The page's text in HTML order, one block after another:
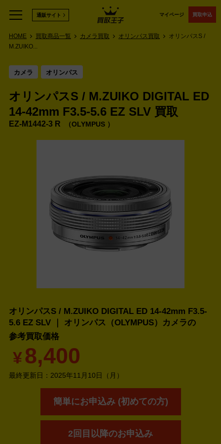
マイページ 買取申込
通販サイト
HOME 買取商品一覧 カメラ買取 オリンパス買取
オリンパスS /
M.ZUIKO...
カメラ オリンパス
オリンパスS / M.ZUIKO DIGITAL ED
14-42mm F3.5-5.6 EZ SLV 買取
‎EZ-M1442-3 R OLYMPUS
オリンパスS / M.ZUIKO DIGITAL ED 14-42mm F3.5-
5.6 EZ SLV ｜ オリンパス（OLYMPUS）カメラの
参考買取価格
¥8,400
最終更新日： 2025年11月10日（月）
簡単にお申込み (初めての方)
2回目以降のお申込み